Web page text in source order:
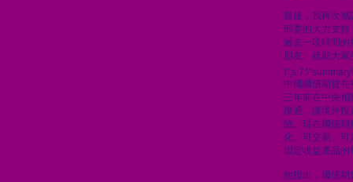
最後，我再次
部委的大力支持
過去一段時間
朋友。祝願大
中國國債期貨在
三年前在中央
換通，讓境外投
險。現在國債
化、可交易、可
固定收益產品
他指出，國債期